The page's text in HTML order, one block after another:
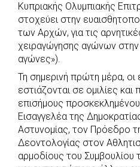
Κυπριακής Ολυμπιακής
στοχεύει στην
των Αρχών, για τις
χειραγώγησης αγώνων
αγώνες»).
Τη σημερινή πρώτη μέρα, οι
εστιάζονται σε ομιλίες
επισήμους
Εισαγγελέα της
Αστυνομίας, τον Πρόεδρο
Δεοντολογίας στον
αρμοδίους του